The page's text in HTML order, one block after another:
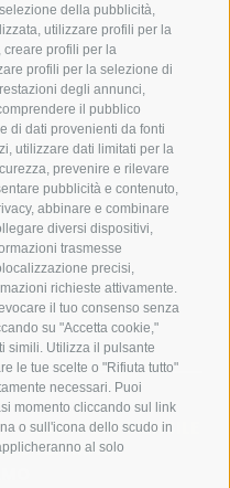
della pubblicità,
utilizzare profili per la
profili per la
profili per la selezione di
degli annunci,
il pubblico
di dati provenienti da fonti
utilizzare dati limitati per la
prevenire e rilevare
pubblicità e contenuto,
abbinare e combinare
diversi dispositivi,
trasmesse
precisi,
richieste attivamente.
il tuo consenso senza
su "Accetta cookie,"
simili. Utilizza il pulsante
le tue scelte o "Rifiuta tutto"
necessari. Puoi
momento cliccando sul link
o sull'icona dello scudo in
al solo
NOLEGGIO MENSILE
TERMINE